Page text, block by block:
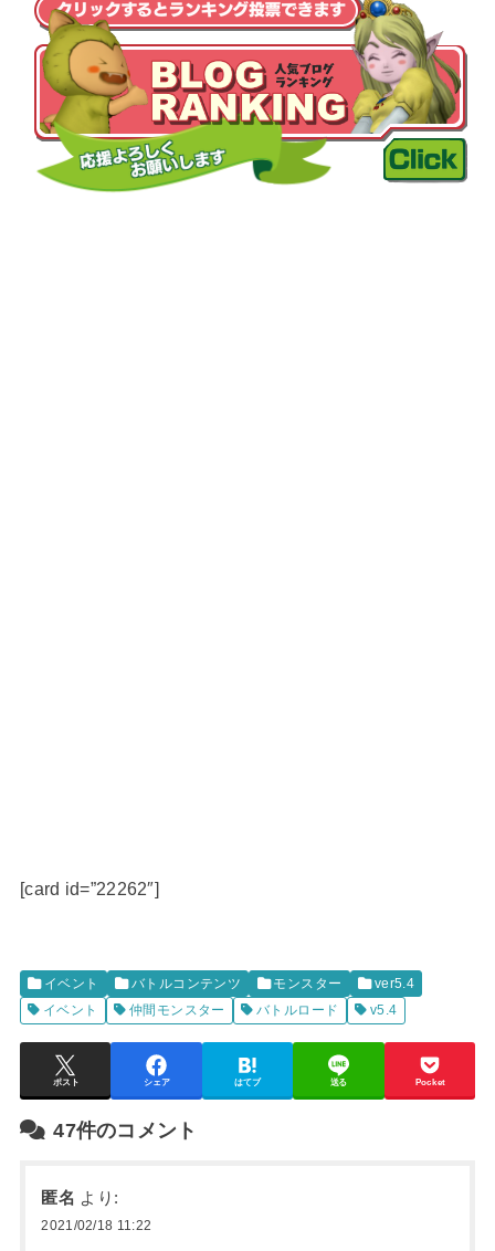
[card id=”22262″]
イベント バトルコンテンツ モンスター
ver5.4
イベント
仲間モンスター バトルロード v5.4
ポスト シェア はてブ 送る Pocket
47件のコメント
匿名 より:
2021/02/18 11:22